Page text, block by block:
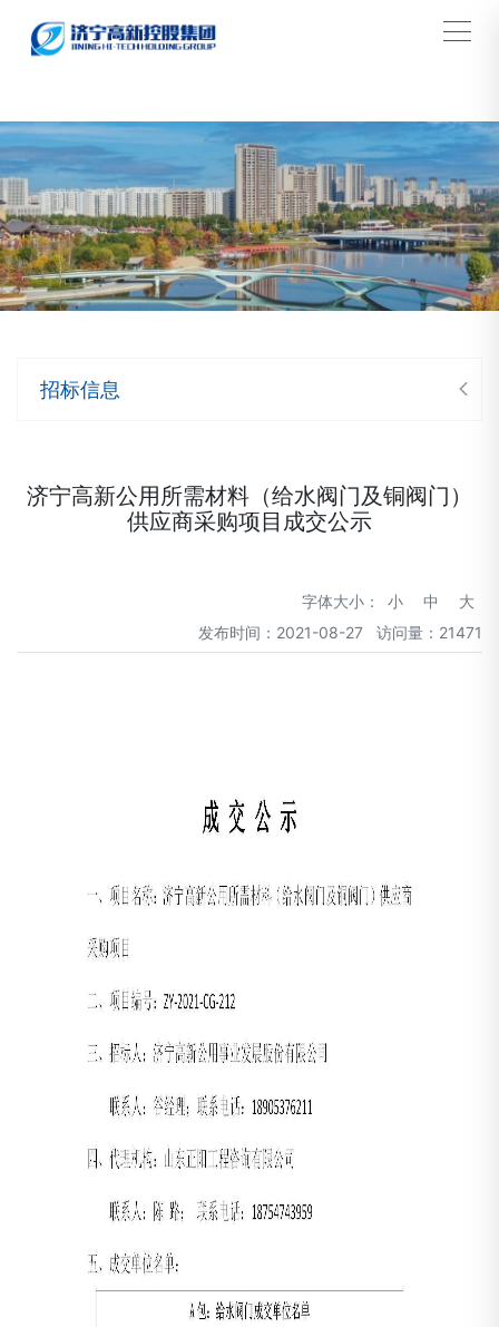
招标信息
济宁高新公用所需材料（给水阀门及铜阀门）
供应商采购项目成交公示
字体大小： 小 中
大
发布时间：2021-08-27 访问量：21471